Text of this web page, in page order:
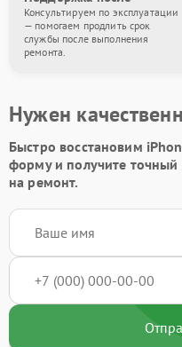
Консультируем по эксплуатации
— помогаем продлить срок
службы после выполнения
ремонта.
Нужен
Быстро восстановим
формуи получите точный
на ремонт.